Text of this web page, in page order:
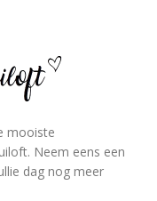
mooiste
Neem eens een
dag nog meer